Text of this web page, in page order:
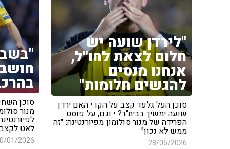
"לירדן שועה יש
חלום לצאת לחו"ל,
אנחנו מנסים
להגשים חלומות"
סוכן העל גלעד קצב על הקו • האם ירדן
שועה ימשיך בבית"ר? • וגם, על פוסט
הפרידה של מנור סולומון מפיורנטינה: "זה
ממש לא נכון"
28/05/2026
סוכן
מנור
לאט
01/2026